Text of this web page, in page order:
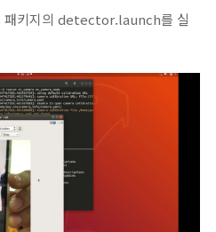
키지의 detector.launch를 실